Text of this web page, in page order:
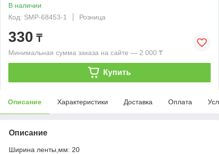
В наличии
Код: SMP-68453-1
Розница
330 ₸
Минимальная сумма заказа на сайте — 2 000 ₸
Купить
Описание Характеристики Доставка Оплата
Описание
Ширина ленты,мм: 20